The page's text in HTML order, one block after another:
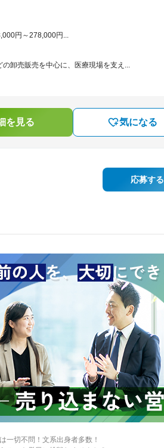
円～278,000円...
卸売販売を中心に、医療現場を支え...
を見る 気になる
応募する
一切不問！文系出身者多数！